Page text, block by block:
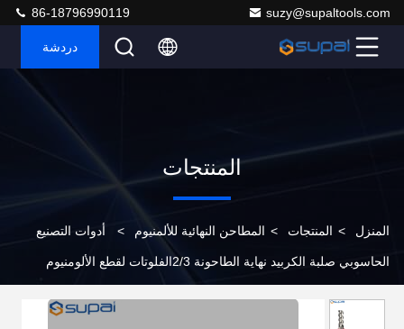
suzy@supaltools.com
86-18796990119
دردشة
المنتجات
المنزل > المنتجات > المطاحن النهائية للألمنيوم > أدوات التصنيع
الحاسوبي صلبة الكربيد نهاية الطاحونة 2/3الفلوتات لقطع الألومنيوم